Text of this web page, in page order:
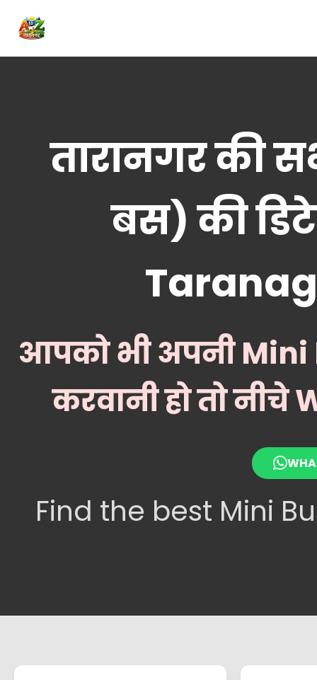
तारानगर की
बस) की
आपको भी अपनी Mini
करवानी हो तो
Find the best Mini